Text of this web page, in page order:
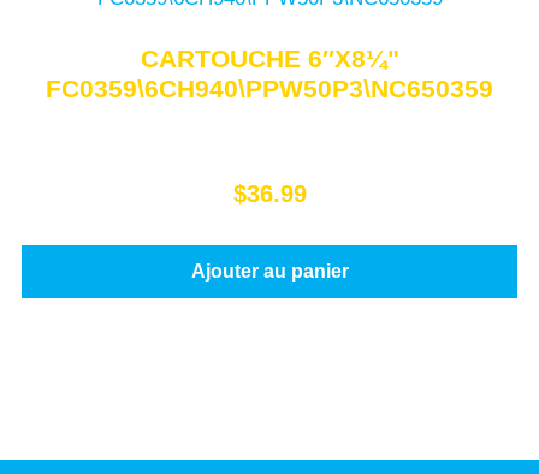
CARTOUCHE 6″X8¼"
FC0359\6CH940\PPW50P3\NC650359
$36.99
Ajouter au panier